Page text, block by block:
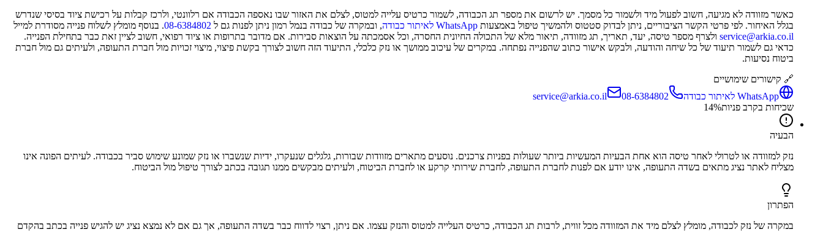
כאשר מזוודה לא מגיעה, חשוב לפעול מיד ולשמור כל מסמך. יש לרשום את מספר תג הכבודה, לשמור כרטיס עלייה למטוס, לצלם את האזור שבו נאספה הכבודה אם רלוונטי, ולרכז קבלות על רכישת ציוד בסיסי שנדרש
בגלל האיחור. לפי פרטי הקשר הציבוריים, ניתן לבדוק סטטוס ולהמשיך טיפול באמצעות WhatsApp לאיתור כבודה , ובמקרה של כבודה בנמל רמון ניתן לפנות גם ל 08-6384802. בנוסף מומלץ לשלוח פנייה מסודרת למייל
service@arkia.co.il ולצרף מספר טיסה, יעד, תאריך, תג מזוודה, תיאור מלא של התכולה החיונית החסרה, וכל אסמכתה על הוצאות סבירות. אם מדובר בתרופות או ציוד רפואי, חשוב לציין זאת כבר בתחילת הפנייה.
כדאי גם לשמור תיעוד של כל שיחה והודעה, ולבקש אישור כתוב שהפנייה נפתחה. במקרים של עיכוב ממושך או נזק כלכלי, התיעוד הזה חשוב לצורך בקשת פיצוי, מיצוי זכויות מול חברת התעופה, ולעיתים גם מול חברת
ביטוח נסיעות.
🔗 קישורים שימושיים
WhatsApp לאיתור כבודה
08-6384802
service@arkia.co.il
שכיחות בקרב פניות
14%
הבעיה
נזק למזוודה או לטרולי לאחר טיסה הוא אחת הבעיות המעשיות ביותר שעולות בפניות צרכנים. נוסעים מתארים מזוודות שבורות, גלגלים שנעקרו, ידיות שנשברו או נזק שמונע שימוש סביר בכבודה. לעיתים הפונה אינו
מצליח לאתר נציג מתאים בשדה התעופה, אינו יודע אם לפנות לחברת התעופה, לחברת שירותי קרקע או לחברת הביטוח, ולעיתים מבקשים ממנו תגובה בכתב לצורך טיפול מול הביטוח.
הפתרון
במקרה של נזק לכבודה, מומלץ לצלם מיד את המזוודה מכל זווית, לרבות תג הכבודה, כרטיס העלייה למטוס והנזק עצמו. אם ניתן, רצוי לדווח כבר בשדה התעופה, אך גם אם לא נמצא נציג יש להגיש פנייה בכתב בהקדם